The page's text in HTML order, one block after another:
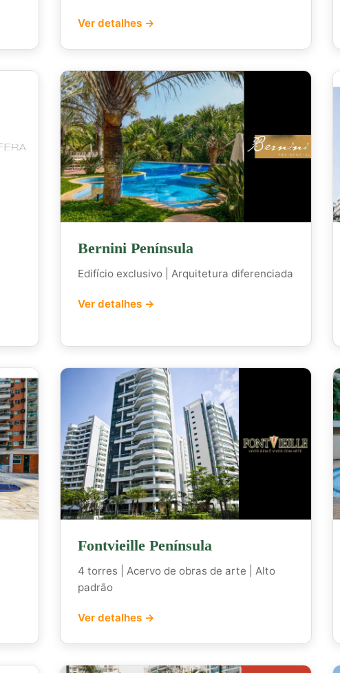
Ver detalhes →
Bernini Península
Edifício exclusivo | Arquitetura diferenciada
Ver detalhes →
Fontvieille Península
4 torres | Acervo de obras de arte | Alto
padrão
Ver detalhes →